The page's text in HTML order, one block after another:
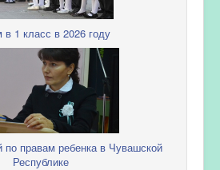
в 1 класс в 2026 году
по правам ребенка в Чувашской
Республике